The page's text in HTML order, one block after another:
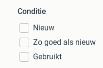
Conditie
Nieuw
Zo goed als nieuw
Gebruikt